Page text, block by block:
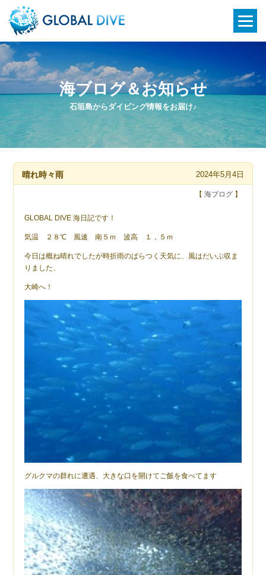
石垣島からダイビング情報をお届け♪
海ブログ＆お知らせ
晴れ時々雨 2024年5月4日
【 海ブログ】
GLOBAL DIVE 海日記です！
気温 ２８℃ 風速 南５ｍ 波高 １，５ｍ
今日は概ね晴れでしたが時折雨のぱらつく天気に、風はだいぶ収ま
りました、
大崎へ！
グルクマの群れに遭遇、大きな口を開けてご飯を食べてます